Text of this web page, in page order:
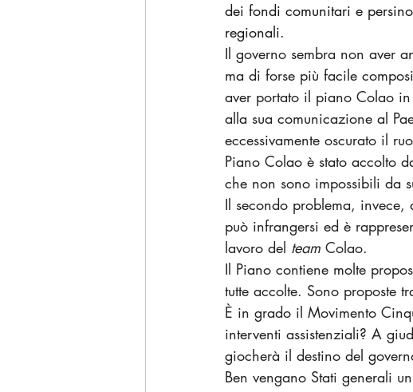
dei fondi comunitari e
regionali.
Il governo sembra non aver
ma di forse più facile
aver portato il piano Colao
alla sua comunicazione al
eccessivamente oscurato il
Piano Colao è stato accolto
che non sono impossibili da
Il secondo problema,
può infrangersi ed è
lavoro del team Colao.
Il Piano contiene molte
tutte accolte. Sono proposte
È in grado il Movimento
interventi assistenziali? A
giocherà il destino del
Ben vengano Stati generali